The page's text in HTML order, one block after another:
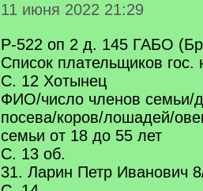
11 июня 2022 21:29
Р-522 оп 2 д. 145 ГАБО
Список плательщиков гос.
С. 12 Хотынец
ФИО/число членов семьи/
посева/коров/лошадей/
семьи от 18 до 55 лет
С. 13 об.
31. Ларин Петр Иванович